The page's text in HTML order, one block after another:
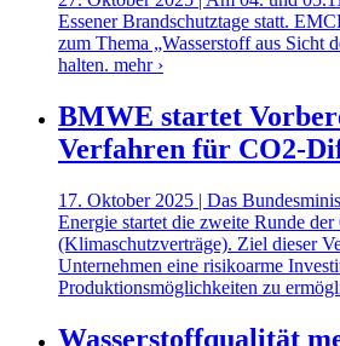
Essener Brandschutztage statt.
zum Thema „Wasserstoff aus Sicht
halten. mehr ›
BMWE startet
Verfahren für CO2-
17. Oktober 2025 | Das
Energie startet die zweite Runde
(Klimaschutzverträge). Ziel dieser
Unternehmen eine risikoarme
Produktionsmöglichkeiten zu
Wasserstoffqualität